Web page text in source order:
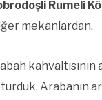
Rumeli
mekanlardan.
kahvaltısının
Arabanın